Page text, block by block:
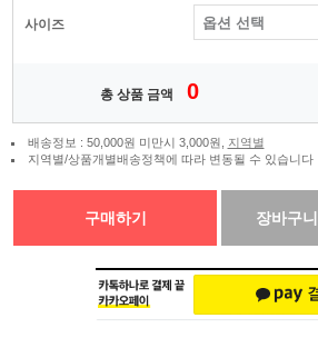
사이즈
총 상품 금액 0
배송정보 : 50,000원 미만시 3,000원,
지역별
지역별/상품개별배송정책에 따라 변동될 수 있습니다
구매하기 장바구니